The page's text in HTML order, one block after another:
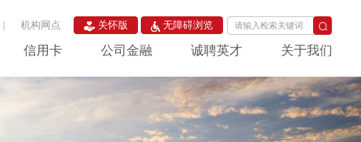
| 机构网点 关怀版 无障碍浏览
信用卡 公司金融 诚聘英才 关于我们